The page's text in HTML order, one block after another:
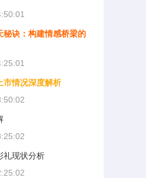
秘诀：构建情感桥梁的
市情况深度解析
礼现状分析